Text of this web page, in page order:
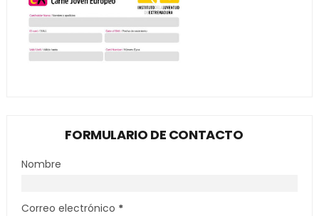
FORMULARIO DE CONTACTO
Nombre
Correo electrónico *